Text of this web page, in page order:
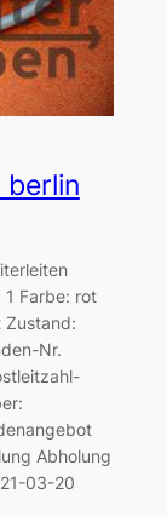
berlin
1 Farbe: rot
Zustand:
Nr.
Abholung
03-20